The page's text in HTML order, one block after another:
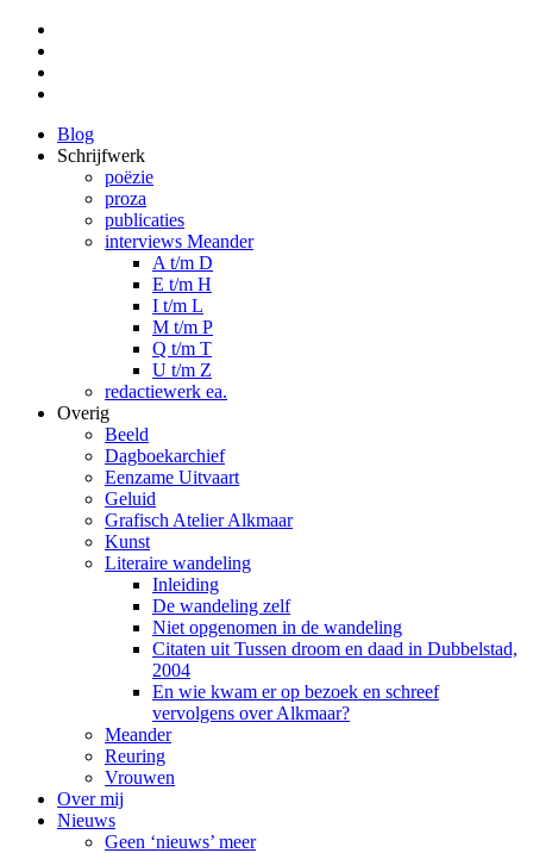
Blog
Schrijfwerk
poëzie
proza
publicaties
interviews Meander
A t/m D
E t/m H
I t/m L
M t/m P
Q t/m T
U t/m Z
redactiewerk ea.
Overig
Beeld
Dagboekarchief
Eenzame Uitvaart
Geluid
Grafisch Atelier Alkmaar
Kunst
Literaire wandeling
Inleiding
De wandeling zelf
Niet opgenomen in de wandeling
Citaten uit Tussen droom en daad in Dubbelstad,
2004
En wie kwam er op bezoek en schreef
vervolgens over Alkmaar?
Meander
Reuring
Vrouwen
Over mij
Nieuws
Geen ‘nieuws’ meer